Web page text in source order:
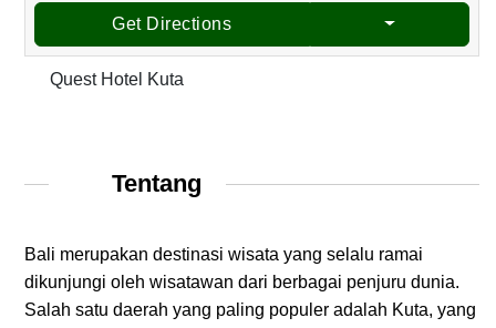
Get Directions
Quest Hotel Kuta
Tentang
Bali merupakan destinasi wisata yang selalu ramai
dikunjungi oleh wisatawan dari berbagai penjuru dunia.
Salah satu daerah yang paling populer adalah Kuta, yang